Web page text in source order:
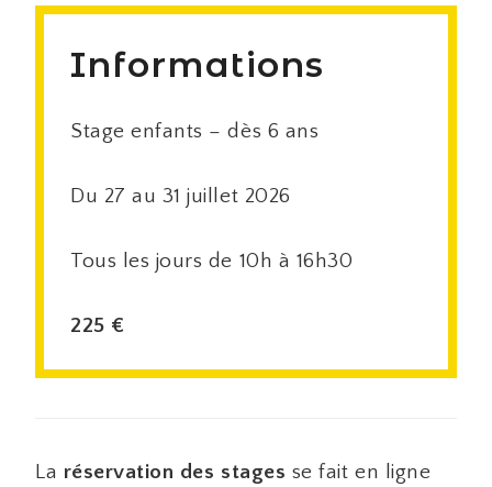
Informations
Stage enfants – dès 6 ans
Du 27 au 31 juillet 2026
Tous les jours de 10h à 16h30
225 €
La réservation des stages se fait en ligne